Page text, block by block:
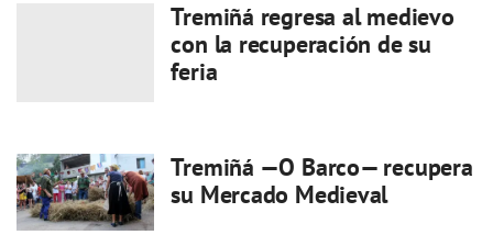
Tremiñá regresa al medievo
con la recuperación de su
feria
Tremiñá —O Barco— recupera
su Mercado Medieval